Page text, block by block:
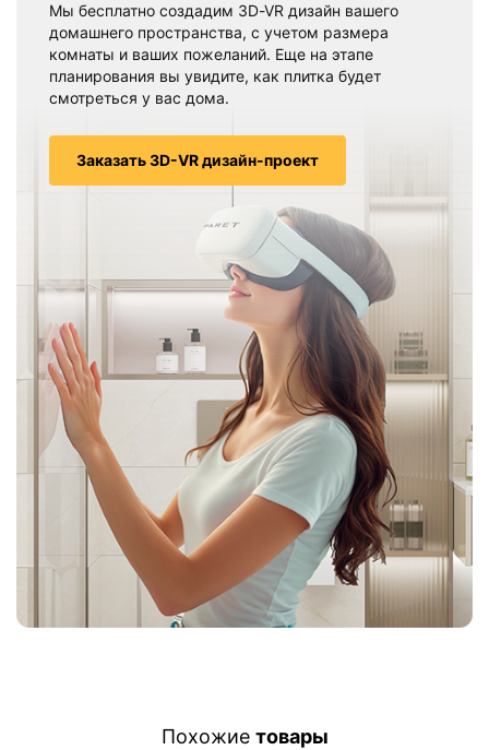
Мы бесплатно создадим 3D-VR дизайн вашего
домашнего пространства, с учетом размера
комнаты и ваших пожеланий. Еще на этапе
планирования вы увидите, как плитка будет
смотреться у вас дома.
Заказать 3D-VR дизайн-проект
Похожие товары